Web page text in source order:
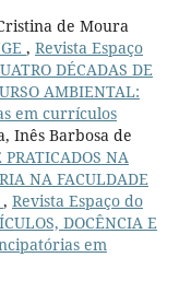
de Moura
, Revista Espaço
DÉCADAS DE
AMBIENTAL:
em currículos
Inês Barbosa de
PRATICADOS NA
NA FACULDADE
, Revista Espaço do
DOCÊNCIA E
em